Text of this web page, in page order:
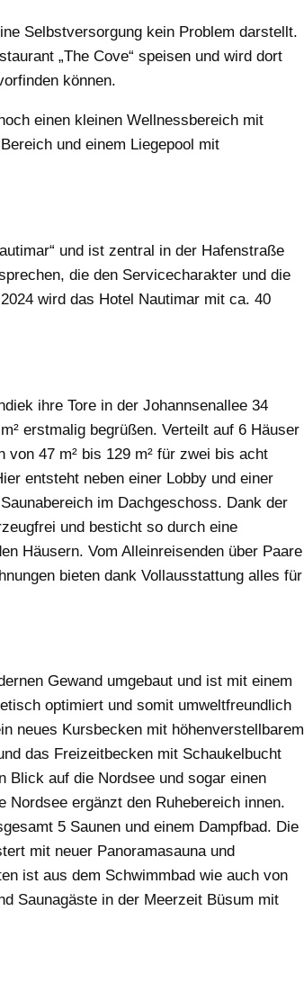
Selbstversorgung kein Problem darstellt.
„The Cove“ speisen und wird dort
können.
einen kleinen Wellnessbereich mit
und einem Liegepool mit
und ist zentral in der Hafenstraße
die den Servicecharakter und die
wird das Hotel Nautimar mit ca. 40
ihre Tore in der Johannsenallee 34
erstmalig begrüßen. Verteilt auf 6 Häuser
47 m² bis 129 m² für zwei bis acht
entsteht neben einer Lobby und einer
im Dachgeschoss. Dank der
und besticht so durch eine
Häusern. Vom Alleinreisenden über Paare
bieten dank Vollausstattung alles für
Gewand umgebaut und ist mit einem
optimiert und somit umweltfreundlich
neues Kursbecken mit höhenverstellbarem
das Freizeitbecken mit Schaukelbucht
Blick auf die Nordsee und sogar einen
ergänzt den Ruhebereich innen.
5 Saunen und einem Dampfbad. Die
mit neuer Panoramasauna und
ist aus dem Schwimmbad wie auch von
Saunagäste in der Meerzeit Büsum mit